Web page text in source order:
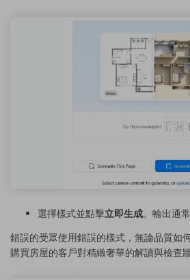
選擇樣式並點擊立即生成。輸出通
錯誤的受眾使用錯誤的樣式，無論品質如
購買房屋的客戶對精緻奢華的解讀與檢查